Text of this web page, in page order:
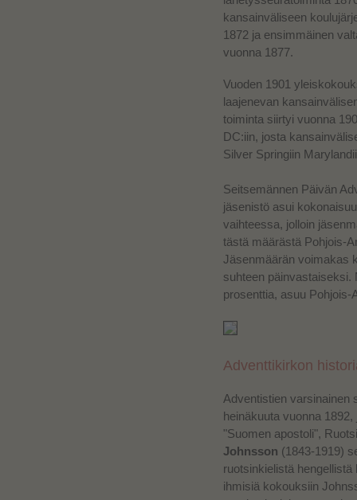
kansainväliseen
1872 ja ensimmäinen
vuonna 1877.
Vuoden 1901
laajenevan
toiminta siirtyi vuonna
DC:iin, josta
Silver Springiin
Seitsemännen Päivän
jäsenistö asui
vaihteessa, jolloin
tästä määrästä Pohjois-
Jäsenmäärän voimakas
suhteen
prosenttia, asuu Pohjois-
Adventtikirkon
Adventistien varsinainen
heinäkuuta vuonna
"Suomen apostoli",
Johnsson (1843-1919)
ruotsinkielistä
ihmisiä kokouksiin